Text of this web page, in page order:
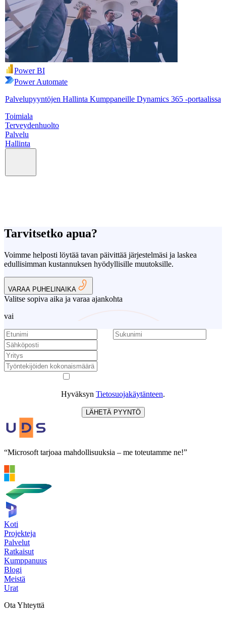
Power BI
Power Automate
Palvelupyyntöjen Hallinta Kumppaneille Dynamics 365 -portaalissa
Toimiala
Terveydenhuolto
Palvelu
Hallinta
Tarvitsetko apua?
Voimme helposti löytää tavan päivittää järjestelmäsi ja laskea
edullisimman kustannuksen hyödyllisille muutoksille.
VARAA PUHELINAIKA
Valitse sopiva aika ja varaa ajankohta
vai
Hyväksyn Tietosuojakäytänteen.
LÄHETÄ PYYNTÖ
“Microsoft tarjoaa mahdollisuuksia – me toteutamme ne!”
Koti
Projekteja
Palvelut
Ratkaisut
Kumppanuus
Blogi
Meistä
Urat
Ota Yhteyttä